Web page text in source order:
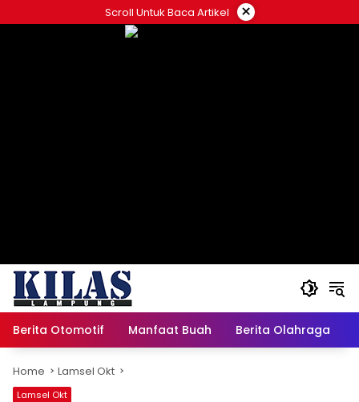
to
Scroll Untuk Baca Artikel ×
Berita Otomotif Manfaat Buah Berita Olahraga
Home Lamsel Okt
Lamsel Okt